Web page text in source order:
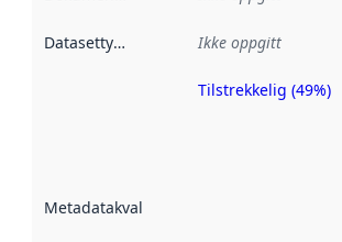
Datasettype Ikke oppgitt
Metadatakvalitet
Metadatakvalitet
Tilstrekkelig (49%)